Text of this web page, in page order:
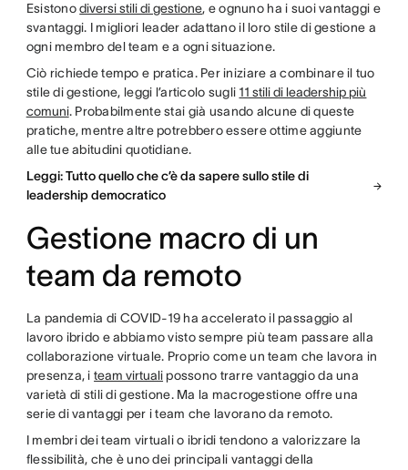
Esistonodiversi stili di gestione, e ognuno ha i suoi vantaggi e
svantaggi. I migliori leader adattano il loro stile di gestione a
ogni membro del team e a ogni situazione.
Ciò richiede tempo e pratica. Per iniziare a combinare il tuo
stile di gestione, leggi l’articolo sugli 11 stili di leadership più
comuni. Probabilmente stai già usando alcune di queste
pratiche, mentre altre potrebbero essere ottime aggiunte
alle tue abitudini quotidiane.
Leggi: Tutto quello che c’è da sapere sullo stile di
leadership democratico
Gestione macro di un
team da remoto
La pandemia di COVID-19 ha accelerato il passaggio al
lavoro ibrido e abbiamo visto sempre più team passare alla
collaborazione virtuale. Proprio come un team che lavora in
presenza, iteam virtuali possono trarre vantaggio da una
varietà di stili di gestione. Ma la macrogestione offre una
serie di vantaggi per i team che lavorano da remoto.
I membri dei team virtuali o ibridi tendono a valorizzare la
flessibilità, che è uno dei principali vantaggi della